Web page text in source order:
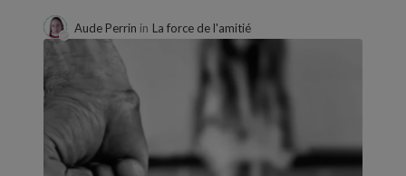
Aude Perrin in La force de l'amitié